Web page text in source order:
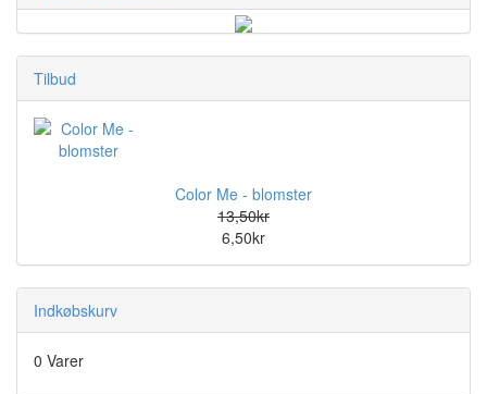
Tilbud
Color Me - blomster
13,50kr
6,50kr
Indkøbskurv
0 Varer